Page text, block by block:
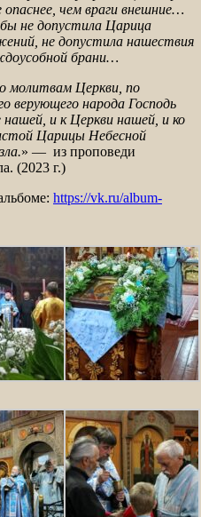
опаснее, чем враги внешние…
не допустила Царица
не допустила нашествия
брани…
молитвам Церкви, по
верующего народа Господь
и к Церкви нашей, и ко
Царицы Небесной
» — из проповеди
(2023 г.)
https://vk.ru/album-